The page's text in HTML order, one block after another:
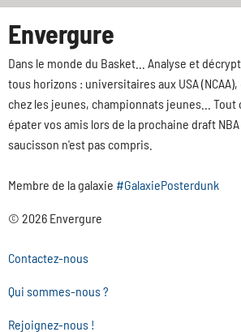
Envergure
Dans le monde du Basket... Analyse et
tous horizons : universitaires aux USA
chez les jeunes, championnats jeunes... Tout
épater vos amis lors de la prochaine draft
saucisson n'est pas compris.
Membre de la galaxie #GalaxiePosterdunk
© 2026 Envergure
Contactez-nous
Qui sommes-nous ?
Rejoignez-nous !